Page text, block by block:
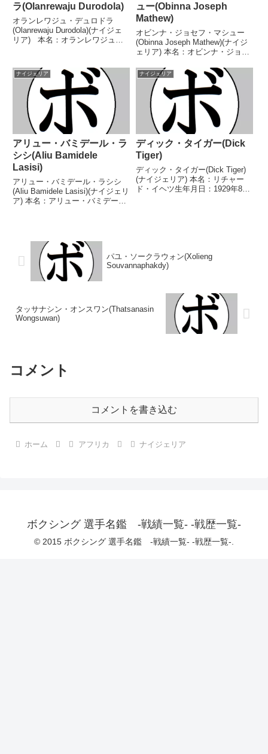
ラ(Olanrewaju Durodola)
オランレワジュ・デュロドラ
(Olanrewaju Durodola)(ナイジェ
リア) 本名：オランレワジュ・
績：61戦50勝(44KO)11敗 【獲得
タイトル】 WABU西ア...
ュー(Obinna Joseph
Mathew)
オビンナ・ジョセフ・マシュー
(Obinna Joseph Mathew)(ナイジ
ェリア) 本名：オビンナ・ジョセ
月8日国籍：ナイジェリア戦績：
31戦28勝(27KO)3敗 【獲得タイ
トル】なし 【戦歴】20...
ナイジェリア
アリュー・バミデール・ラ
シシ(Aliu Bamidele
Lasisi)
アリュー・バミデール・ラシシ
(Aliu Bamidele Lasisi)(ナイジェリ
ア) 本名：アリュー・バミデー
イトル】WBCインター...
ナイジェリア
ディック・タイガー(Dick
Tiger)
ディック・タイガー(Dick Tiger)
(ナイジェリア) 本名：リチャー
ド・イヘツ生年月日：1929年8月
パユ・ソークラウォン(Xolieng
Souvannaphakdy)
タッサナシン・オンスワン(Thatsanasin
Wongsuwan)
コメント
コメントを書き込む
ホーム アフリカ ナイジェリア
ボクシング 選手名鑑 -戦績一覧- -戦歴一覧-
© 2015 ボクシング 選手名鑑 -戦績一覧- -戦歴一覧-.